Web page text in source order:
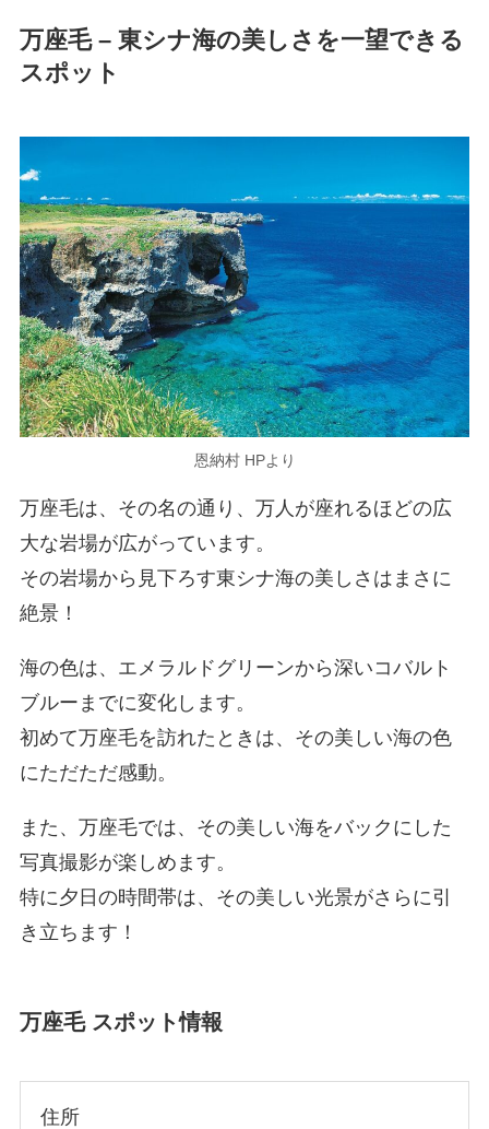
万座毛 – 東シナ海の美しさを一望できる
スポット
恩納村 HPより
万座毛は、その名の通り、万人が座れるほどの広
大な岩場が広がっています。
その岩場から見下ろす東シナ海の美しさはまさに
絶景！
海の色は、エメラルドグリーンから深いコバルト
ブルーまでに変化します。
初めて万座毛を訪れたときは、その美しい海の色
にただただ感動。
また、万座毛では、その美しい海をバックにした
写真撮影が楽しめます。
特に夕日の時間帯は、その美しい光景がさらに引
き立ちます！
万座毛 スポット情報
住所